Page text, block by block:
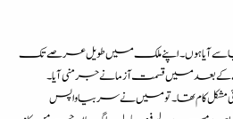
سے آیا ہوں۔اپنے ملک میں طویل عرصے تک
کے بعد میں قسمت آزمانے جرمنی آیا ۔
مشکل کام تھا۔ تو میں نے سربیا واپس